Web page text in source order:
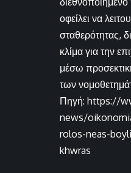
οφείλει να
σταθερότητας,
κλίμα για την
μέσω
των
Πηγή: https://
news/
rolos-neas-
khwras